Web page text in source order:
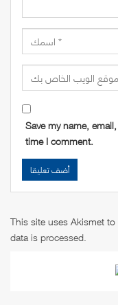
Save my name,
time I comment.
This site uses Akismet
data is processed.